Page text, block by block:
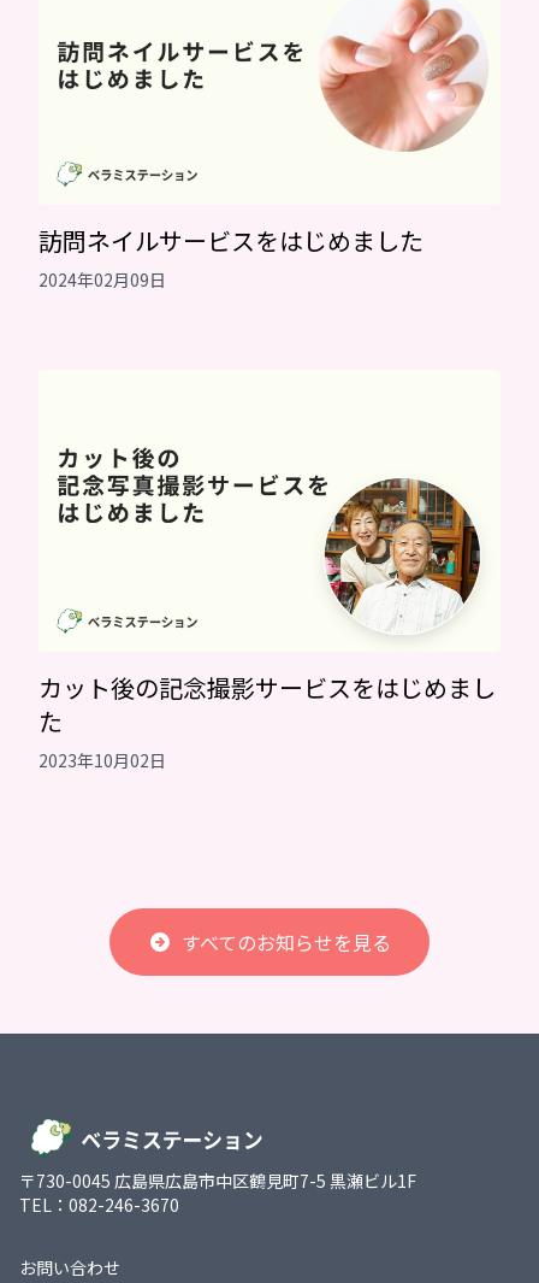
訪問ネイルサービスをはじめました
2024年02月09日
カット後の記念撮影サービスをはじめまし
た
2023年10月02日
すべてのお知らせを見る
〒730-0045 広島県広島市中区鶴見町7-5 黒瀬ビル1F
TEL：082-246-3670
お問い合わせ